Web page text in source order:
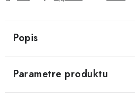
Popis
Parametre produktu